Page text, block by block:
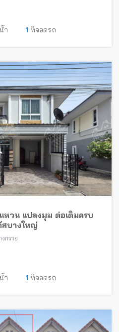
ำ 1 ที่จอดรถ
หวน แปลงมุม ต่อเติมครบ
สบางใหญ่
งกรวย
ำ 1 ที่จอดรถ